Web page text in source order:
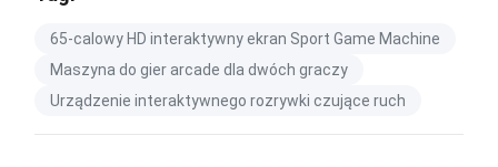
65-calowy HD interaktywny ekran Sport Game Machine
Maszyna do gier arcade dla dwóch graczy
Urządzenie interaktywnego rozrywki czujące ruch